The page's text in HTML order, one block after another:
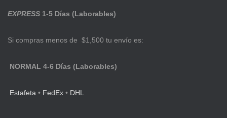
EXPRESS 1-5 Días (Laborables)
Si compras menos de $1,500 tu envío es:
NORMAL 4-6 Días (Laborables)
Estafeta • FedEx • DHL